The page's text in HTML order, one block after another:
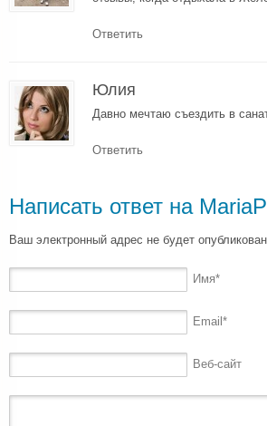
Ответить
Юлия
Давно мечтаю съездить в
Ответить
Написать ответ на
Ваш электронный адрес не будет
Имя*
Email *
Веб-сайт